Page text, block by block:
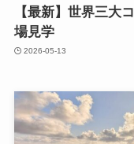
【最新】世界三大
場見学
2026-05-13